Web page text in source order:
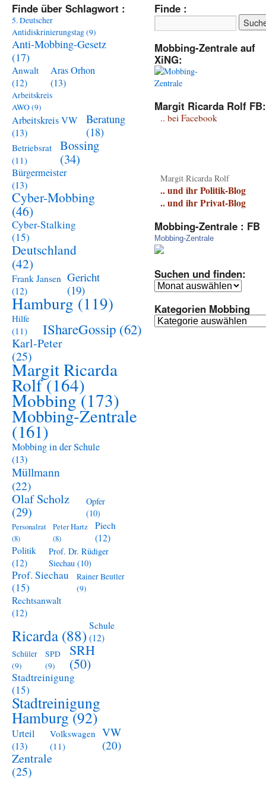
Finde über Schlagwort :
5. Deutscher
Antidiskrinierungstag(9)
Anti-Mobbing-Gesetz
(17)
Anwalt
(12)
Aras Orhon
(13)
Arbeitskreis
AWO(9)
Arbeitskreis VW
(13)
Beratung
(18)
Betriebsrat
(11)
Bossing
(34)
Bürgermeister
(13)
Cyber-Mobbing
(46)
Cyber-Stalking
(15)
Deutschland
(42)
Frank Jansen
(12)
Gericht
(19)
Hamburg (119)
Hilfe
(11)
IShareGossip (62)
Karl-Peter
(25)
Margit Ricarda
Rolf(164)
Mobbing(173)
Mobbing-Zentrale
(161)
Mobbing in der Schule
(13)
Müllmann
(22)
Olaf Scholz
(29)
Opfer
(10)
Personalrat
(8)
Peter Hartz
(8)
Piech
(12)
Politik
(12)
Prof. Dr. Rüdiger
Siechau (10)
Prof. Siechau
(15)
Rainer Beutler
(9)
Rechtsanwalt
(12)
Ricarda (88) Schule
(12)
Schüler
(9)
SPD
(9)
SRH
(50)
Stadtreinigung
(15)
Stadtreinigung
Hamburg(92)
Urteil
(13)
Volkswagen
(11)
VW
(20)
Zentrale
(25)
Finde :
Mobbing-Zentrale auf
XiNG:
Margit Ricarda Rolf FB:
.. bei Facebook
Margit Ricarda Rolf
.. und ihr Politik-Blog
.. und ihr Privat-Blog
Mobbing-Zentrale : FB
Mobbing-Zentrale
Suchen und finden:
Suchen
finden:
Kategorien Mobbing
Kategorien